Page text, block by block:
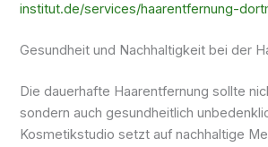
institut.de/services/haarentfernung-
Gesundheit und Nachhaltigkeit bei der
Die dauerhafte Haarentfernung sollte
sondern auch gesundheitlich
Kosmetikstudio setzt auf nachhaltige